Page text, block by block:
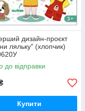
дизайн-проєкт
ляльку" (хлопчик)
до відправки
Купити